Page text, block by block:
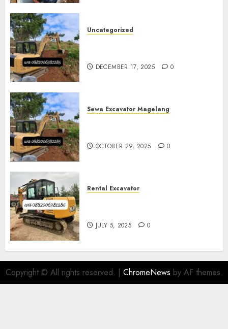
Uncategorized
DECEMBER 17, 2025 0
Sewa Excavator Magelang
OCTOBER 29, 2025 0
Rental Excavator
JULY 5, 2025 0
Copyright © All rights reserved. | ChromeNews by AF themes.